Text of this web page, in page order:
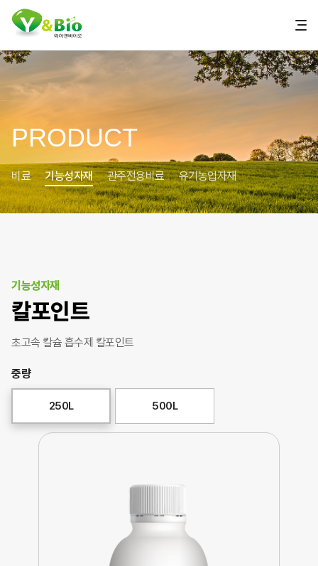
PRODUCT
비료 기능성자재 관주전용비료 유기농업자재
기능성자재
칼포인트
초고속 칼슘 흡수제 칼포인트
중량
250L 500L